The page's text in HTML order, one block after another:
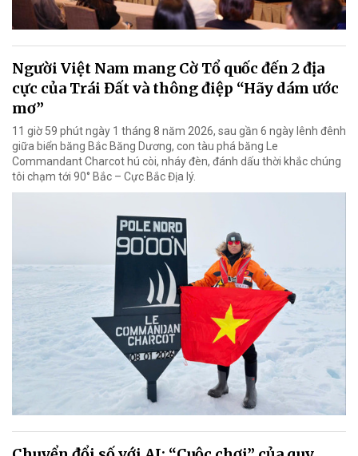
Người Việt Nam mang Cờ Tổ quốc đến 2 địa
cực của Trái Đất và thông điệp “Hãy dám ước
mơ”
11 giờ 59 phút ngày 1 tháng 8 năm 2026, sau gần 6 ngày lênh đênh
giữa biển băng Bắc Băng Dương, con tàu phá băng Le
Commandant Charcot hú còi, nháy đèn, đánh dấu thời khắc chúng
tôi chạm tới 90° Bắc – Cực Bắc Địa lý.